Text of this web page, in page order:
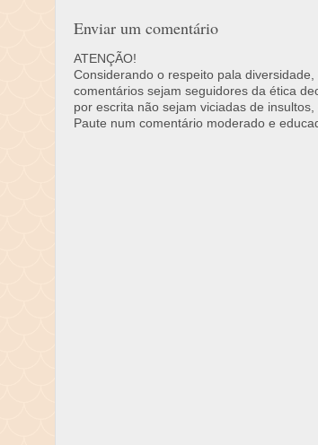
Enviar um comentário
ATENÇÃO!
Considerando o respeito pala
comentários sejam seguidores da ética
por escrita não sejam viciadas de
Paute num comentário moderado e